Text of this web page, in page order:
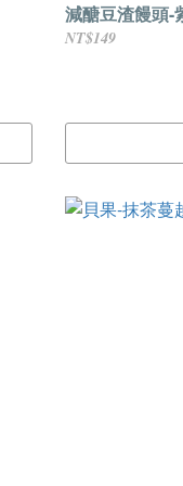
減醣豆渣饅頭-
NT$149